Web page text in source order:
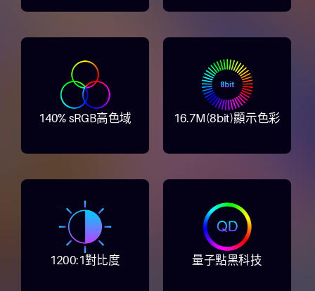
140% sRGB高色域 16.7M(8bit)顯示色彩
1200:1對比度 量子點黑科技